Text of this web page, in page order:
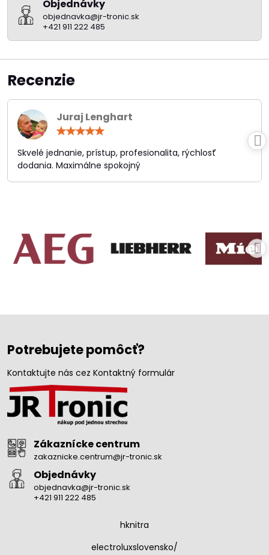
Objednávky
objednavka@jr-tronic.sk
+421 911 222 485
Recenzie
Juraj Lenghart
/
5
Skvelé jednanie, prístup, profesionalita, rýchlosť
dodania. Maximálne spokojný
Potrebujete pomôcť?
Kontaktujte nás cez Kontaktný formulár
Zákaznícke centrum
zakaznicke.centrum@jr-tronic.sk
Objednávky
objednavka@jr-tronic.sk
+421 911 222 485
hknitra
electroluxslovensko/